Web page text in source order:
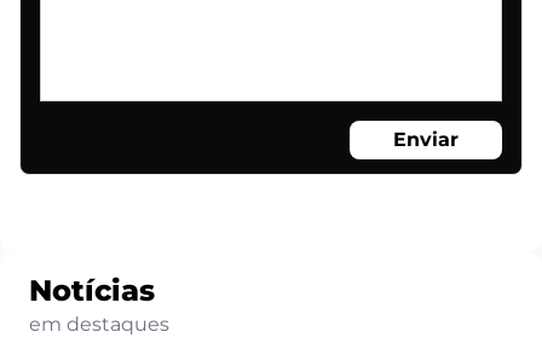
Enviar
Notícias
em destaques